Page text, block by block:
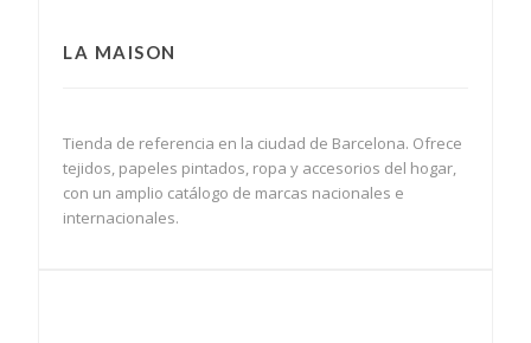
LA MAISON
Tienda de referencia en la ciudad de Barcelona. Ofrece
tejidos, papeles pintados, ropa y accesorios del hogar,
con un amplio catálogo de marcas nacionales e
internacionales.